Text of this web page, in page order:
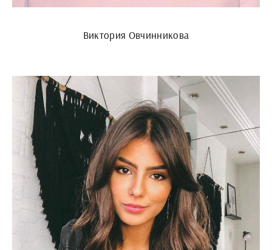
Виктория Овчинникова